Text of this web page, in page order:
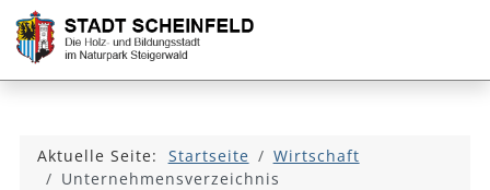
Aktuelle Seite: Startseite
Wirtschaft
Unternehmensverzeichnis